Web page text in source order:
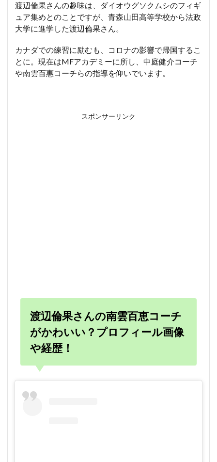
渡辺倫果さんの趣味は、ダイオウグソクムシのフィギ
ュア集めとのことですが、青森山田高等学校から法政
大学に進学した渡辺倫果さん。
カナダでの練習に励むも、コロナの影響で帰国するこ
とに。現在はMFアカデミーに所し、中庭健介コーチ
や南雲百惠コーチらの指導を仰いでいます。
スポンサーリンク
渡辺倫果さんの南雲百恵コーチ
がかわいい？プロフィール画像
や経歴！